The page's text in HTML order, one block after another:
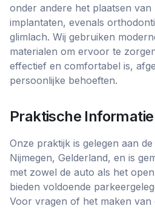
onder andere het plaatsen
implantaten, evenals
glimlach. Wij gebruiken
materialen om ervoor te
effectief en comfortabel is,
persoonlijke behoeften.
Praktische Informatie
Onze praktijk is gelegen aan
Nijmegen, Gelderland, en is
met zowel de auto als het
bieden voldoende
Voor vragen of het maken